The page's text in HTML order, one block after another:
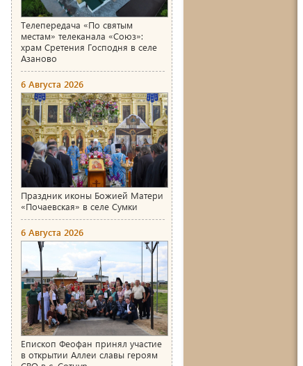
Телепередача «По святым
местам» телеканала «Союз»:
храм Сретения Господня в селе
Азаново
6 Августа 2026
Праздник иконы Божией Матери
«Почаевская» в селе Сумки
6 Августа 2026
Епископ Феофан принял участие
в открытии Аллеи славы героям